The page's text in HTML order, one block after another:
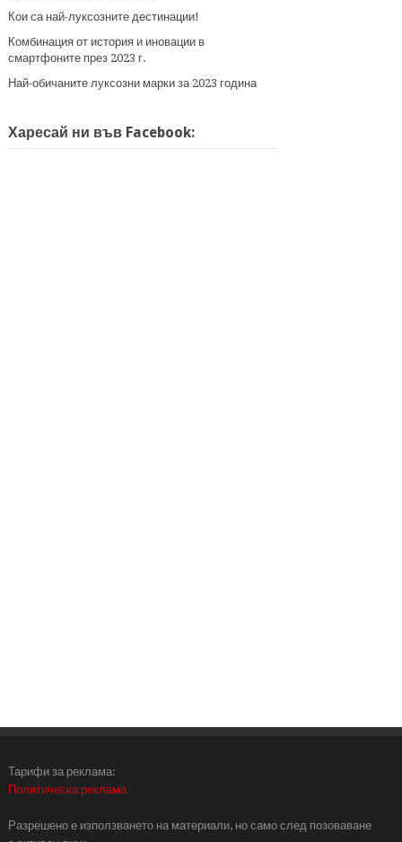
Кои са най-луксозните дестинации!
Комбинация от история и иновации в
смартфоните през 2023 г.
Най-обичаните луксозни марки за 2023 година
Харесай ни във Facebook:
Тарифи за реклама:
Политическа реклама
Разрешено е използването на материали, но само след позоваване